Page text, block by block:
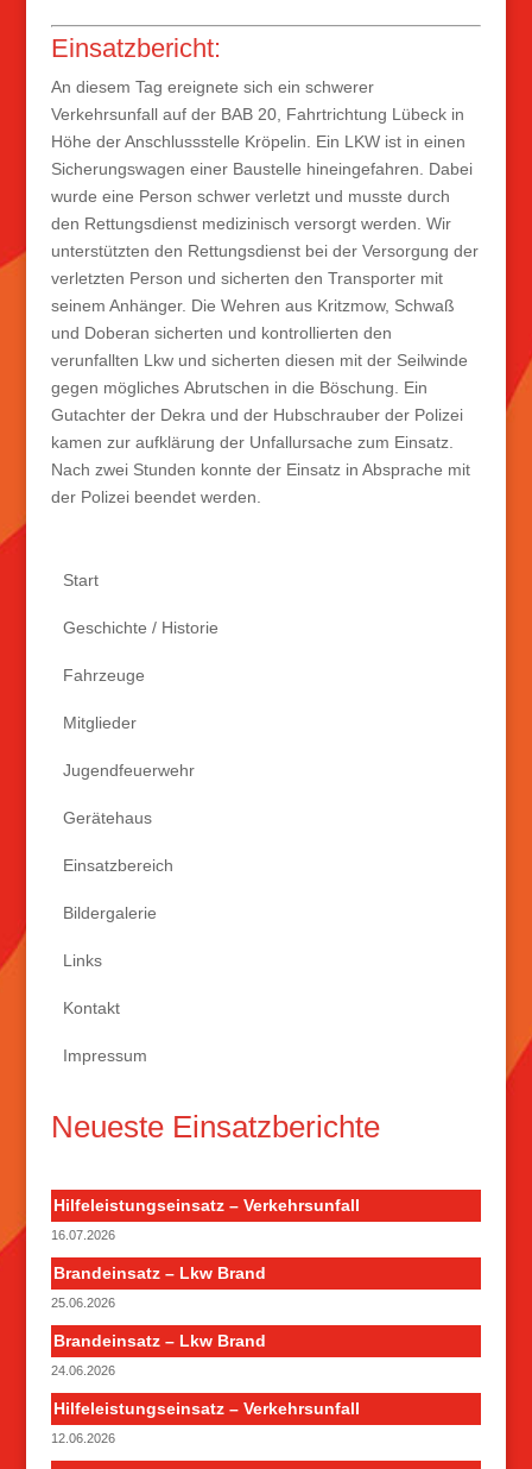
Einsatzbericht:
An diesem Tag ereignete sich ein schwerer
Verkehrsunfall auf der BAB 20, Fahrtrichtung Lübeck in
Höhe der Anschlussstelle Kröpelin. Ein LKW ist in einen
Sicherungswagen einer Baustelle hineingefahren. Dabei
wurde eine Person schwer verletzt und musste durch
den Rettungsdienst medizinisch versorgt werden. Wir
unterstützten den Rettungsdienst bei der Versorgung der
verletzten Person und sicherten den Transporter mit
seinem Anhänger. Die Wehren aus Kritzmow, Schwaß
und Doberan sicherten und kontrollierten den
verunfallten Lkw und sicherten diesen mit derSeilwinde
gegen mögliches Abrutschen in die Böschung. Ein
Gutachter der Dekra und der Hubschrauber der Polizei
kamen zur aufklärung der Unfallursache zum Einsatz.
Nach zwei Stunden konnte der Einsatz in Absprache mit
der Polizei beendet werden.
Start
Geschichte / Historie
Fahrzeuge
Mitglieder
Jugendfeuerwehr
Gerätehaus
Einsatzbereich
Bildergalerie
Links
Kontakt
Impressum
Neueste Einsatzberichte
Hilfeleistungseinsatz – Verkehrsunfall
16.07.2026
Brandeinsatz – Lkw Brand
25.06.2026
Brandeinsatz – Lkw Brand
24.06.2026
Hilfeleistungseinsatz – Verkehrsunfall
12.06.2026